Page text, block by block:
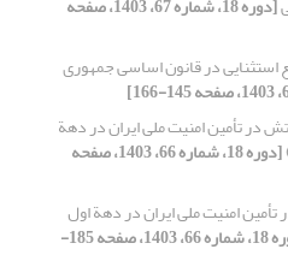
در قانون اساسی جمهوری
در تأمین امنیت ملی ایران در دهة
[دوره 18، شماره 66، 1403، صفحه
تأمین امنیت ملی ایران در دهة اول
[دوره 18، شماره 66، 1403، صفحه 185-